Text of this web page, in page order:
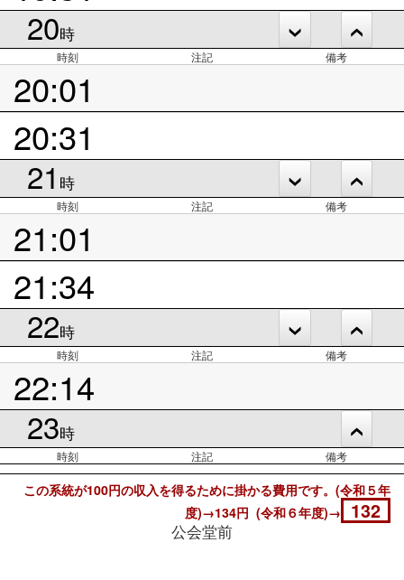
20時
時刻 注記 備考
20:01
20:31
21 時
時刻 注記 備考
21:01
21:34
22時
時刻 注記 備考
22:14
23時
時刻 注記 備考
この系統が100円の収入を得るために掛かる費用です。(令和５年
度)→134円 (令和６年度)→
132
公会堂前